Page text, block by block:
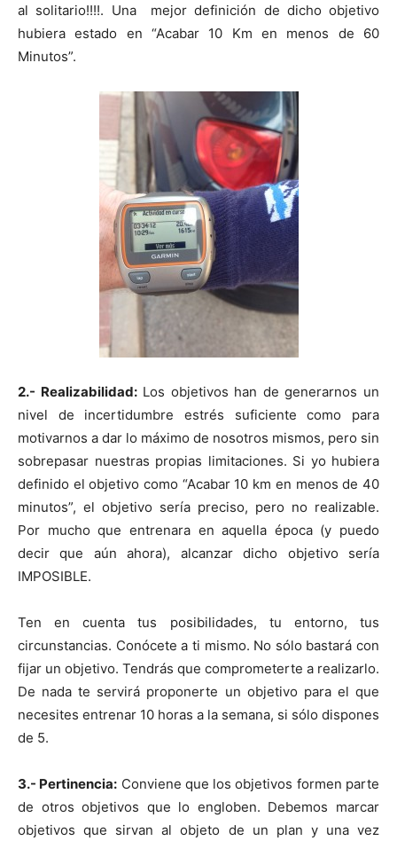
al solitario!!!!. Una mejor definición de dicho objetivo
hubiera estado en “Acabar 10 Km en menos de 60
Minutos”.
2.- Realizabilidad:Los objetivos han de generarnos un
nivel de incertidumbre estrés suficiente como para
motivarnos a dar lo máximo de nosotros mismos, pero sin
sobrepasar nuestras propias limitaciones. Si yo hubiera
definido el objetivo como “Acabar 10 km en menos de 40
minutos”, el objetivo sería preciso, pero no realizable.
Por mucho que entrenara en aquella época (y puedo
decir que aún ahora), alcanzar dicho objetivo sería
IMPOSIBLE.
Ten en cuenta tus posibilidades, tu entorno, tus
circunstancias. Conócete a ti mismo. No sólo bastará con
fijar un objetivo. Tendrás que comprometerte a realizarlo.
De nada te servirá proponerte un objetivo para el que
necesites entrenar 10 horas a la semana, si sólo dispones
de 5.
3.- Pertinencia: Conviene que los objetivos formen parte
de otros objetivos que lo engloben. Debemos marcar
objetivos que sirvan al objeto de un plan y una vez